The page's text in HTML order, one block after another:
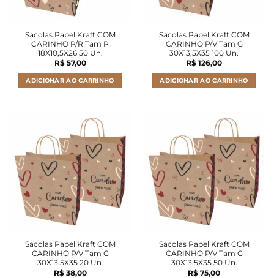
Sacolas Papel Kraft COM
CARINHO P/R Tam P
18X10,5X26 50 Un.
R$57,00
ADICIONAR AO CARRINHO
Sacolas Papel Kraft COM
CARINHO P/V Tam G
30X13,5X35 100 Un.
R$ 126,00
ADICIONAR AO CARRINHO
Sacolas Papel Kraft COM
CARINHO P/V Tam G
30X13,5X35 20 Un.
R$38,00
Sacolas Papel Kraft COM
CARINHO P/V Tam G
30X13,5X35 50 Un.
R$ 75,00